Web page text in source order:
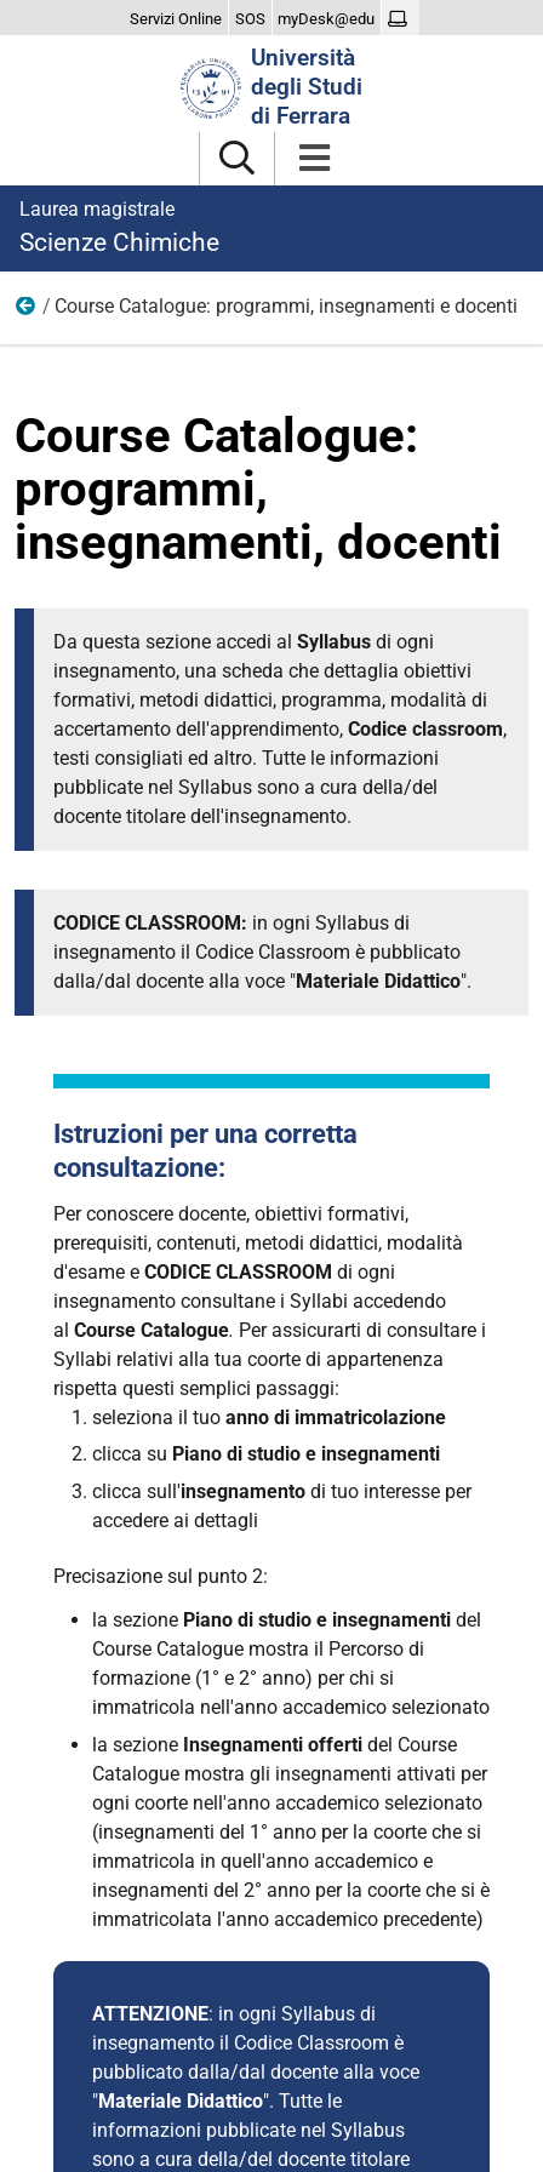
Servizi Online SOS myDesk@edu
Università
degli Studi
di Ferrara
Laurea magistrale
Scienze Chimiche
Didattica
Course Catalogue: programmi, insegnamenti e docenti
Course Catalogue:
programmi,
insegnamenti, docenti
Da questa sezione accedi al Syllabus di ogni
insegnamento, una scheda che dettaglia obiettivi
formativi, metodi didattici, programma, modalità di
accertamento dell'apprendimento, Codice classroom,
testi consigliati ed altro. Tutte le informazioni
pubblicate nel Syllabus sono a cura della/del
docente titolare dell'insegnamento.
CODICE CLASSROOM: in ogni Syllabus di
insegnamento il Codice Classroom è pubblicato
dalla/dal docente alla voce "Materiale Didattico".
Istruzioni per una corretta
consultazione:
Per conoscere docente, obiettivi formativi,
prerequisiti, contenuti, metodi didattici, modalità
d'esame e CODICE CLASSROOM di ogni
insegnamento consultane i Syllabi accedendo
al Course Catalogue. Per assicurarti di consultare i
Syllabi relativi alla tua coorte di appartenenza
rispetta questi semplici passaggi:
seleziona il tuo anno di immatricolazione
clicca su Piano di studio e insegnamenti
clicca sull'insegnamento di tuo interesse per
accedere ai dettagli
Precisazione sul punto 2:
la sezione Piano di studio e insegnamenti del
Course Catalogue mostra il Percorso di
formazione (1° e 2° anno) per chi si
immatricola nell'anno accademico selezionato
la sezione Insegnamenti offerti del Course
Catalogue mostra gli insegnamenti attivati per
ogni coorte nell'anno accademico selezionato
(insegnamenti del 1° anno per la coorte che si
immatricola in quell'anno accademico e
insegnamenti del 2° anno per la coorte che si è
immatricolata l'anno accademico precedente)
ATTENZIONE: in ogni Syllabus di
insegnamento il Codice Classroom è
pubblicato dalla/dal docente alla voce
"Materiale Didattico". Tutte le
informazioni pubblicate nel Syllabus
sono a cura della/del docente titolare